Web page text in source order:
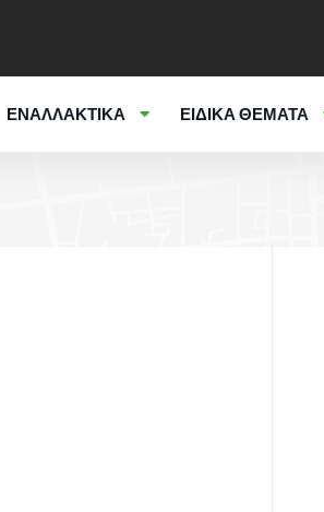
ΕΝΑΛΛΑΚΤΙΚΑ ΕΙΔΙΚΑ ΘΕΜΑΤΑ